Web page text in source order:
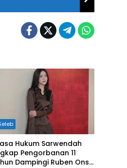
Hukum Sarwendah
Pengorbanan 11
Dampingi Ruben Onsu